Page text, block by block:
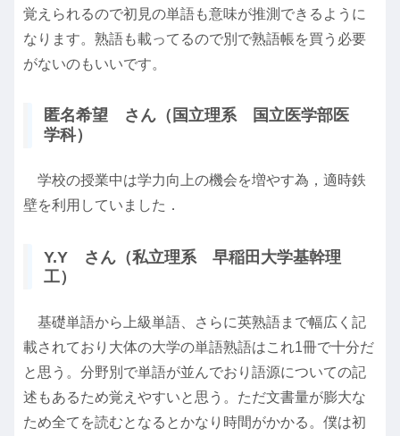
覚えられるので初見の単語も意味が推測できるように
なります。熟語も載ってるので別で熟語帳を買う必要
がないのもいいです。
匿名希望 さん（国立理系 国立医学部医
学科）
学校の授業中は学力向上の機会を増やす為，適時鉄
壁を利用していました．
Y.Y さん（私立理系 早稲田大学基幹理
工）
基礎単語から上級単語、さらに英熟語まで幅広く記
載されており大体の大学の単語熟語はこれ1冊で十分だ
と思う。分野別で単語が並んでおり語源についての記
述もあるため覚えやすいと思う。ただ文書量が膨大な
ため全てを読むとなるとかなり時間がかかる。僕は初